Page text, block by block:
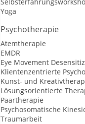
Yoga
Psychotherapie
Atemtherapie
EMDR
Eye Movement
Klientenzentrierte
Kunst- und
Lösungsorientierte
Paartherapie
Psychosomatische
Traumarbeit